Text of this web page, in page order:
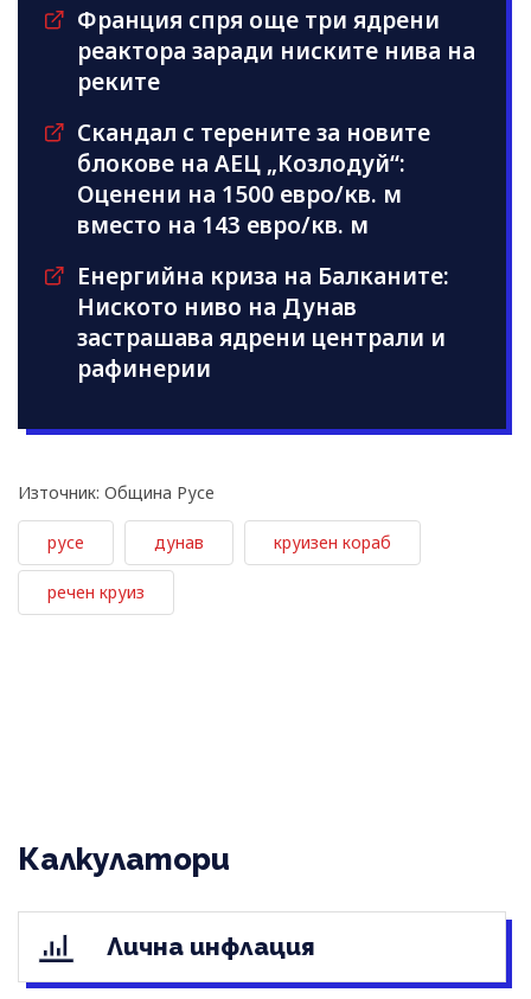
Франция спря още три ядрени
реактора заради ниските нива на
реките
Скандал с терените за новите
блокове на АЕЦ „Козлодуй“:
Оценени на 1500 евро/кв. м
вместо на 143 евро/кв. м
Енергийна криза на Балканите:
Ниското ниво на Дунав
застрашава ядрени централи и
рафинерии
Източник: Община Русе
русе дунав круизен кораб
речен круиз
Калкулатори
Лична инфлация